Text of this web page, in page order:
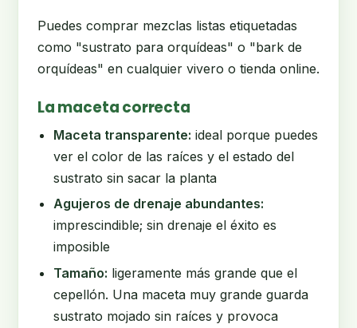
Puedes comprar mezclas listas etiquetadas
como "sustrato para orquídeas" o "bark de
orquídeas" en cualquier vivero o tienda online.
La maceta correcta
Maceta transparente: ideal porque puedes
ver el color de las raíces y el estado del
sustrato sin sacar la planta
Agujeros de drenaje abundantes:
imprescindible; sin drenaje el éxito es
imposible
Tamaño: ligeramente más grande que el
cepellón. Una maceta muy grande guarda
sustrato mojado sin raíces y provoca